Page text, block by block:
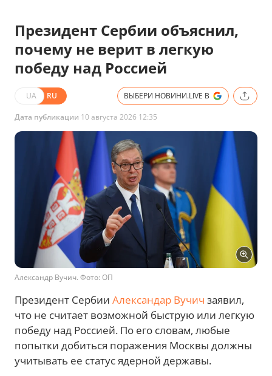
Президент Сербии объяснил,
почему не верит в легкую
победу над Россией
UA RU ВЫБЕРИ НОВИНИ.LIVE В
Дата публикации 10 августа 2026 12:35
Александр Вучич. Фото: ОП
Президент Сербии Александар Вучич заявил,
что не считает возможной быструю или легкую
победу над Россией. По его словам, любые
попытки добиться поражения Москвы должны
учитывать ее статус ядерной державы.